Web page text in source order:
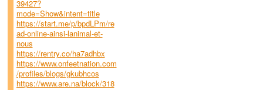
39427?
mode=Show&intent=title
https://start.me/p/bpdLPm/re
ad-online-ainsi-lanimal-et-
nous
https://rentry.co/ha7adhbx
https://www.onfeetnation.com
/profiles/blogs/gkubhcos
https://www.are.na/block/318